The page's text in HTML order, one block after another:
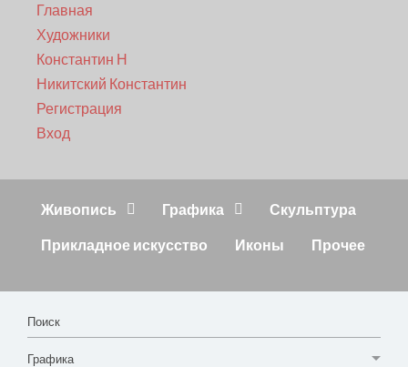
Главная
Художники
Константин Н
Никитский Константин
Регистрация
Вход
Живопись Графика Скульптура
Прикладное искусство Иконы Прочее